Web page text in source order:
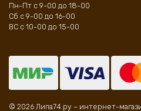
Пн-Пт с 9-00 до 18-00
Сб с 9-00 до 16-00
ВС с 10-00 до 15-00
© 2026 Липа74.ру – интернет-